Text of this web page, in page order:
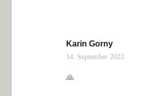
Karin Gorny
14. September 2022
🙏